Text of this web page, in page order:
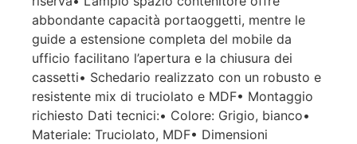
abbondante capacità portaoggetti, mentre le
guide a estensione completa del mobile da
ufficio facilitano l’apertura e la chiusura dei
cassetti• Schedario realizzato con un robusto e
resistente mix di truciolato e MDF• Montaggio
richiesto Dati tecnici:• Colore: Grigio, bianco•
Materiale: Truciolato, MDF• Dimensioni